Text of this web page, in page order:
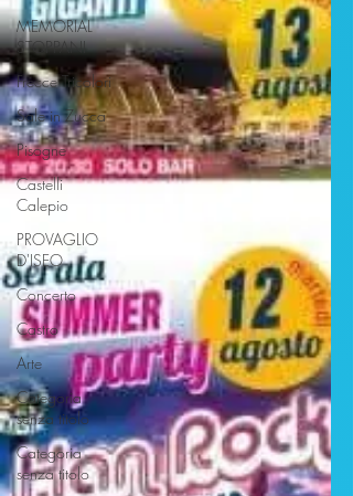
MEMORIAL
STOPPANI
Frecce Tricolori
Sale in Zucca
Pisogne
Castelli
Calepio
PROVAGLIO
D'ISEO
Concerto
Castro
Arte
Categoria
senza titolo
Categoria
senza titolo